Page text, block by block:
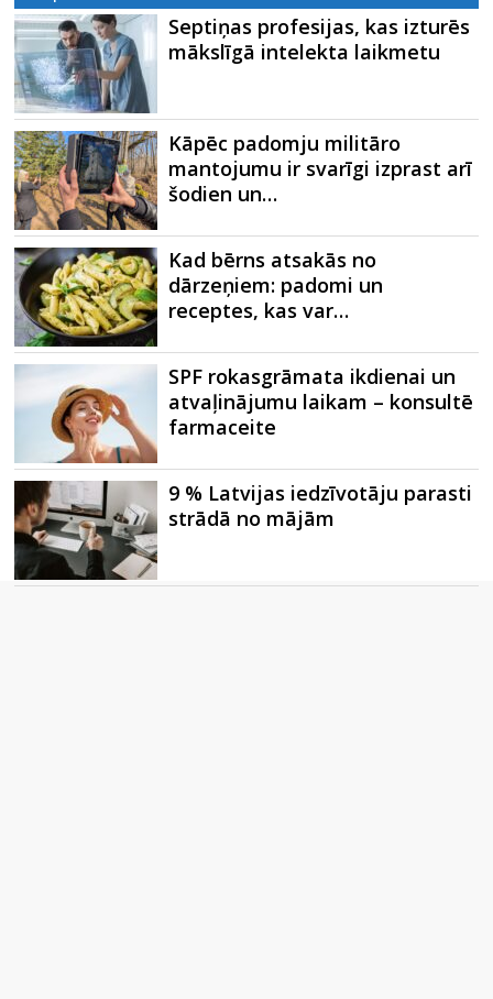
Septiņas profesijas, kas izturēs
mākslīgā intelekta laikmetu
Kāpēc padomju militāro
mantojumu ir svarīgi izprast arī
šodien un…
Kad bērns atsakās no
dārzeņiem: padomi un
receptes, kas var…
SPF rokasgrāmata ikdienai un
atvaļinājumu laikam – konsultē
farmaceite
9 % Latvijas iedzīvotāju parasti
strādā no mājām